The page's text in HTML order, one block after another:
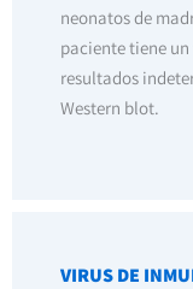
neonatos de
paciente tiene
resultados
Western blot.
VIRUS DE